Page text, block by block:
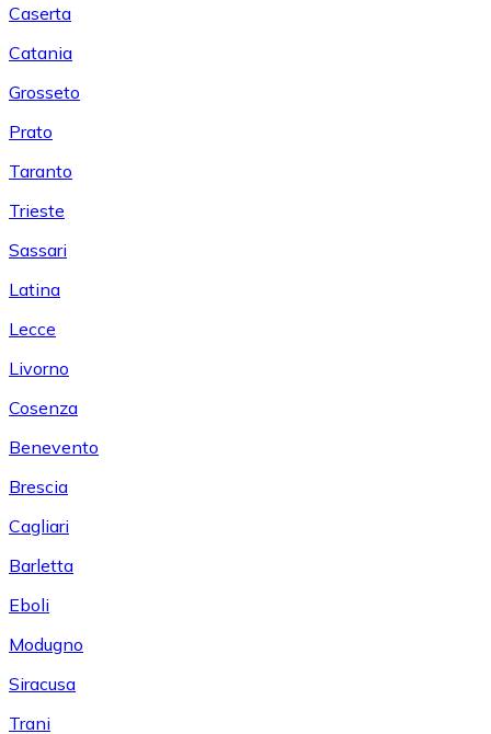
Caserta
Catania
Grosseto
Prato
Taranto
Trieste
Sassari
Latina
Lecce
Livorno
Cosenza
Benevento
Brescia
Cagliari
Barletta
Eboli
Modugno
Siracusa
Trani